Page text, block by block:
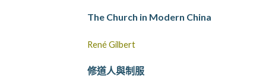
The Church in Modern China
René Gilbert
修道人與制服